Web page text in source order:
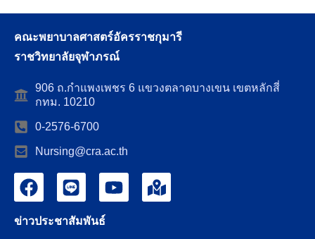
คณะพยาบาลศาสตร์อัครราชกุมารี
ราชวิทยาลัยจุฬาภรณ์
906 ถ.กำแพงเพชร 6 แขวงตลาดบางเขน เขตหลักสี่
กทม. 10210
0-2576-6700
Nursing@cra.ac.th
ข่าวประชาสัมพันธ์